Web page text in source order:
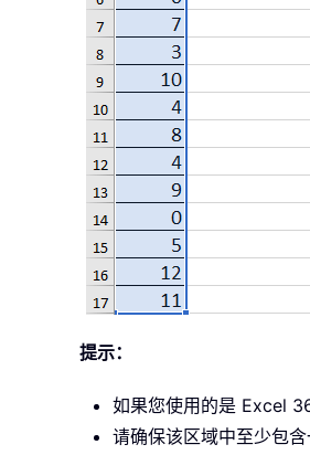
提示：
如果您使用的是 Excel
请确保该区域中至少包